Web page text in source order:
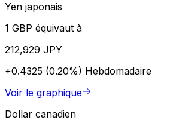
Yen japonais
1 GBP équivaut à
212,929 JPY
+0.4325 (0.20%) Hebdomadaire
Voir le graphique
Dollar canadien